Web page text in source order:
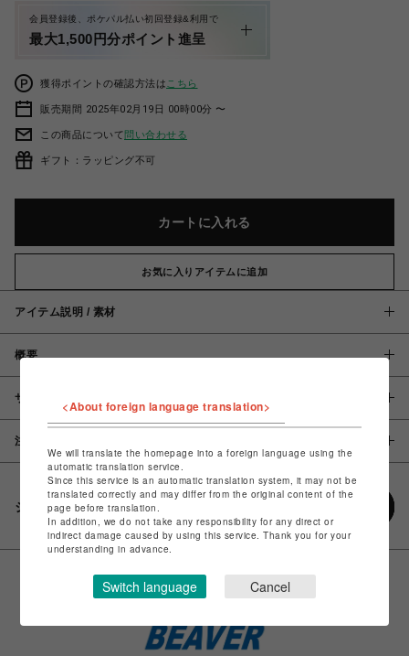
会員登録後、ポケパル払い初回登録&利用で
最大1,500円分ポイント進呈
獲得ポイントの確認方法は こちら
販売期間 2025年02月19日 00時00分 〜
この商品について問い合わせる
ギフト：ラッピング不可
カートに入れる
お気に入りアイテムに追加
アイテム説明 / 素材
概要
サイズ
注意事項
シェアする
<About foreign language translation>
We will translate the homepage into a foreign language using the
automatic translation service.
Since this service is an automatic translation system, it may not be
translated correctly and may differ from the original content of the
page before translation.
In addition, we do not take any responsibility for any direct or
indirect damage caused by using this service. Thank you for your
understanding in advance.
Switch language Cancel